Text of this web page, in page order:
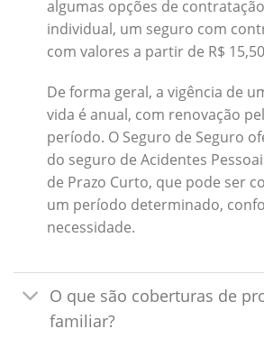
algumas opções de
individual, um seguro com
com valores a partir de R$
De forma geral, a vigência de
vida é anual, com renovação
período. O Seguro de Seguro
do seguro de Acidentes
de Prazo Curto, que pode ser
um período determinado,
necessidade.
O que são coberturas de
familiar?